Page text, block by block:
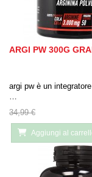
ARGI PW 300G
argi pw è un
…
34,99 €
Aggiungi al